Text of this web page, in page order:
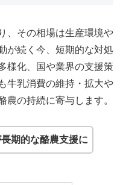
、その相場は生産環境や
が続く今、短期的な対処
様化、国や業界の支援策
牛乳消費の維持・拡大や
農の持続に寄与します。
期的な酪農支援に